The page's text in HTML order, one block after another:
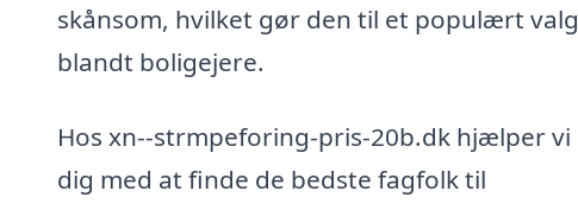
skånsom, hvilket gør den til et populært valg
blandt boligejere.
Hos xn--strmpeforing-pris-20b.dk hjælper vi
dig med at finde de bedste fagfolk til